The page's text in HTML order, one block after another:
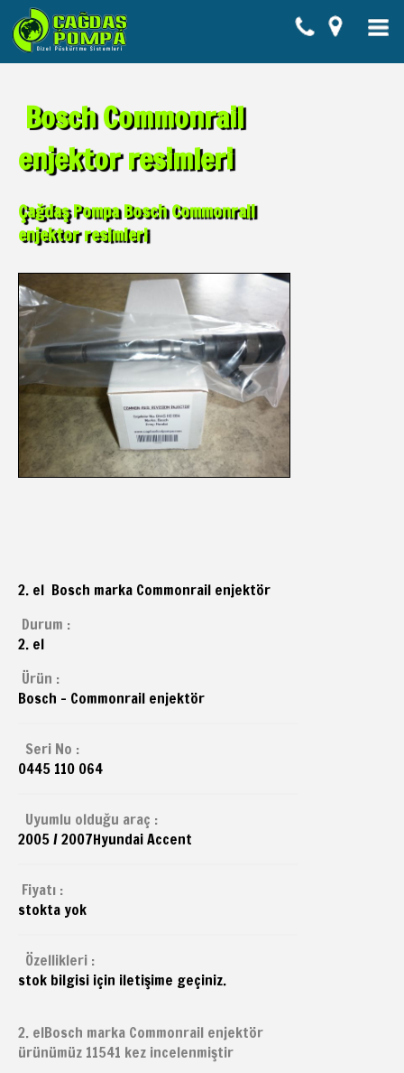
Bosch Commonrail
enjektor resimleri
Çağdaş Pompa Bosch Commonrail
enjektor resimleri
2. el Bosch marka Commonrail enjektör
Durum :
2. el
Ürün :
Bosch - Commonrail enjektör
Seri No :
0445 110 064
Uyumlu olduğu araç :
2005 / 2007HyundaiAccent
Fiyatı :
stokta yok
Özellikleri :
stok bilgisi için iletişime geçiniz.
2. elBosch marka Commonrail enjektör
ürünümüz 11541 kez incelenmiştir